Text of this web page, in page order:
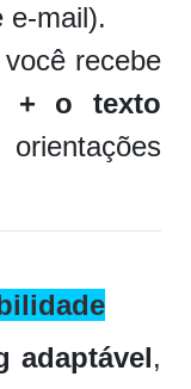
e-mail).
recebe
+ o texto
adaptável,